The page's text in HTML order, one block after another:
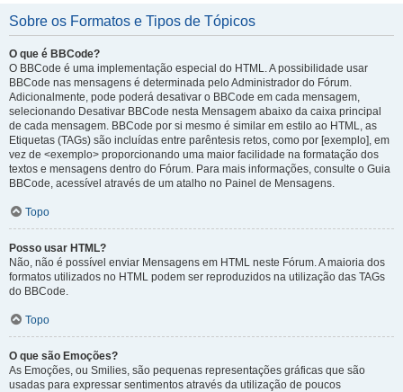
Sobre os Formatos e Tipos de Tópicos
O que é BBCode?
O BBCode é uma implementação especial do HTML. A possibilidade usar
BBCode nas mensagens é determinada pelo Administrador do Fórum.
Adicionalmente, pode poderá desativar o BBCode em cada mensagem,
selecionando Desativar BBCode nesta Mensagem abaixo da caixa principal
de cada mensagem. BBCode por si mesmo é similar em estilo ao HTML, as
Etiquetas (TAGs) são incluídas entre parêntesis retos, como por [exemplo], em
vez de <exemplo> proporcionando uma maior facilidade na formatação dos
textos e mensagens dentro do Fórum. Para mais informações, consulte o Guia
BBCode, acessível através de um atalho no Painel de Mensagens.
Topo
Posso usar HTML?
Não, não é possível enviar Mensagens em HTML neste Fórum. A maioria dos
formatos utilizados no HTML podem ser reproduzidos na utilização das TAGs
do BBCode.
Topo
O que são Emoções?
As Emoções, ou Smilies, são pequenas representações gráficas que são
usadas para expressar sentimentos através da utilização de poucos